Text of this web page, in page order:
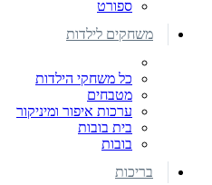
ספורט
משחקים לילדות
כל משחקי הילדות
מטבחים
ערכות איפור ומיניקור
בית בובות
בובות
בריכות